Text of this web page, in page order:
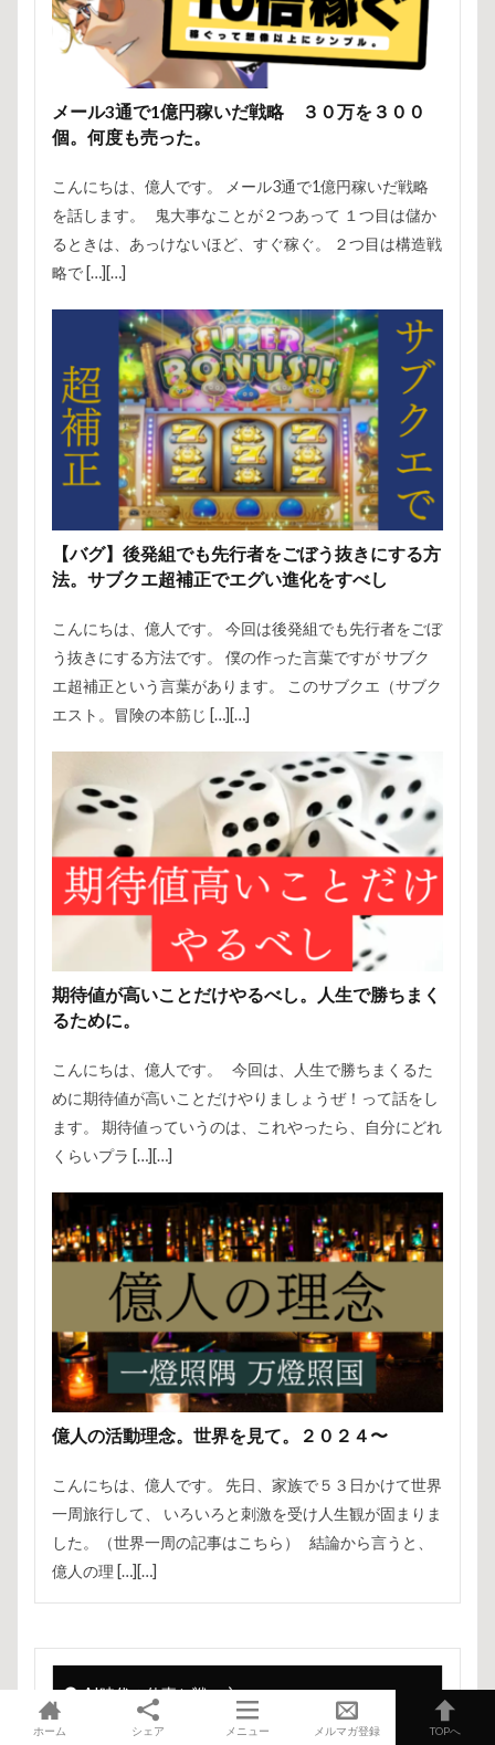
メール3通で1億円稼いだ戦略 ３０万を３００
個。何度も売った。
こんにちは、億人です。 メール3通で1億円稼いだ戦略
を話します。 鬼大事なことが２つあって １つ目は儲か
るときは、あっけないほど、すぐ稼ぐ。 ２つ目は構造戦
略で […][…]
【バグ】後発組でも先行者をごぼう抜きにする方
法。サブクエ超補正でエグい進化をすべし
こんにちは、億人です。 今回は後発組でも先行者をごぼ
う抜きにする方法です。 僕の作った言葉ですが サブク
エ超補正という言葉があります。 このサブクエ（サブク
エスト。冒険の本筋じ […][…]
期待値が高いことだけやるべし。人生で勝ちまく
るために。
こんにちは、億人です。 今回は、人生で勝ちまくるた
めに期待値が高いことだけやりましょうぜ！って話をし
ます。 期待値っていうのは、これやったら、自分にどれ
くらいプラ […][…]
億人の活動理念。世界を見て。２０２４〜
こんにちは、億人です。 先日、家族で５３日かけて世界
一周旅行して、 いろいろと刺激を受け人生観が固まりま
した。（世界一周の記事はこちら） 結論から言うと、
億人の理 […][…]
AI時代の仕事と戦い方
ホーム シェア メニュー メルマガ登録 TOPへ